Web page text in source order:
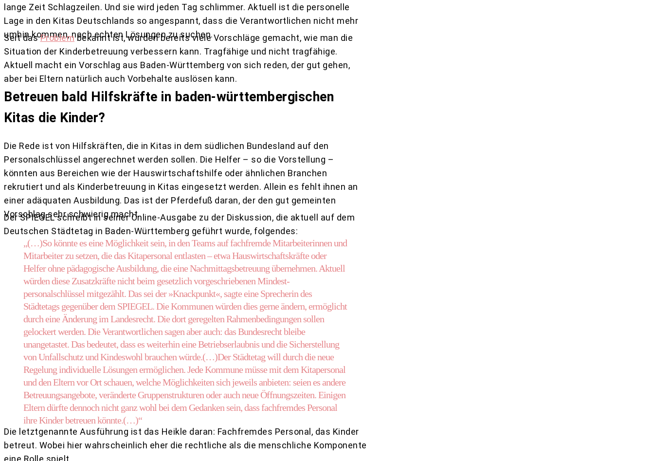
lange Zeit Schlagzeilen. Und sie wird jeden Tag schlimmer. Aktuell ist die personelle
Lage in den Kitas Deutschlands so angespannt, dass die Verantwortlichen nicht mehr
umhin kommen, nach echten Lösungen zu suchen.
Seit dasProblembekannt ist, wurden bereits viele Vorschläge gemacht, wie man die
Situation der Kinderbetreuung verbessern kann. Tragfähige und nicht tragfähige.
Aktuell macht ein Vorschlag aus Baden-Württemberg von sich reden, der gut gehen,
aber bei Eltern natürlich auch Vorbehalte auslösen kann.
Betreuen bald Hilfskräfte in baden-württembergischen
Kitas die Kinder?
Die Rede ist von Hilfskräften, die in Kitas in dem südlichen Bundesland auf den
Personalschlüssel angerechnet werden sollen. Die Helfer – so die Vorstellung –
könnten aus Bereichen wie der Hauswirtschaftshilfe oder ähnlichen Branchen
rekrutiert und als Kinderbetreuung in Kitas eingesetzt werden. Allein es fehlt ihnen an
einer adäquaten Ausbildung. Das ist der Pferdefuß daran, der den gut gemeinten
Vorschlag sehr schwierig macht.
Der SPIEGEL schreibt in seiner Online-Ausgabe zu der Diskussion, die aktuell auf dem
Deutschen Städtetag in Baden-Württemberg geführt wurde, folgendes:
„(…)So könnte es eine Möglichkeit sein, in den Teams auf fachfremde Mitarbeiterinnen und
Mitarbeiter zu setzen, die das Kitapersonal entlasten – etwa Hauswirtschaftskräfte oder
Helfer ohne pädagogische Ausbildung, die eine Nachmittagsbetreuung übernehmen. Aktuell
würden diese Zusatzkräfte nicht beim gesetzlich vorgeschriebenen Mindest-
personalschlüssel mitgezählt. Das sei der »Knackpunkt«, sagte eine Sprecherin des
Städtetags gegenüber dem SPIEGEL. Die Kommunen würden dies gerne ändern, ermöglicht
durch eine Änderung im Landesrecht. Die dort geregelten Rahmenbedingungen sollen
gelockert werden. Die Verantwortlichen sagen aber auch: das Bundesrecht bleibe
unangetastet. Das bedeutet, dass es weiterhin eine Betriebserlaubnis und die Sicherstellung
von Unfallschutz und Kindeswohl brauchen würde.(…)Der Städtetag will durch die neue
Regelung individuelle Lösungen ermöglichen. Jede Kommune müsse mit dem Kitapersonal
und den Eltern vor Ort schauen, welche Möglichkeiten sich jeweils anbieten: seien es andere
Betreuungsangebote, veränderte Gruppenstrukturen oder auch neue Öffnungszeiten. Einigen
Eltern dürfte dennoch nicht ganz wohl bei dem Gedanken sein, dass fachfremdes Personal
ihre Kinder betreuen könnte.(…)“
Die letztgenannte Ausführung ist das Heikle daran: Fachfremdes Personal, das Kinder
betreut. Wobei hier wahrscheinlich eher die rechtliche als die menschliche Komponente
eine Rolle spielt.